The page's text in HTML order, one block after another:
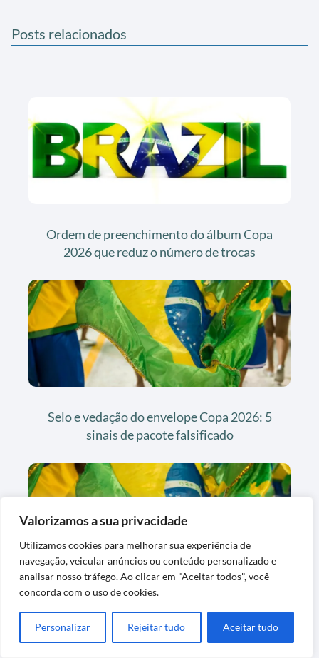
Valorizamos a sua privacidade
Utilizamos cookies para melhorar sua experiência de
navegação, veicular anúncios ou conteúdo personalizado e
analisar nosso tráfego. Ao clicar em "Aceitar todos", você
concorda com o uso de cookies.
Personalizar Rejeitar tudo Aceitar tudo
Posts relacionados
Ordem de preenchimento do álbum Copa
2026 que reduz o número de trocas
Selo e vedação do envelope Copa 2026: 5
sinais de pacote falsificado
Álbum da Copa 2026 na fase dos 30%: o
que esperar e como destravar